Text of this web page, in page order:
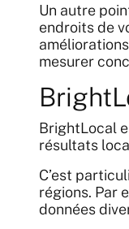
Un autre
endroits de
mesurer
BrightLocal
résultats
C’est
régions. Par
données